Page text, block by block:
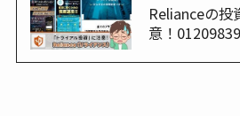
Relianceの投
意！